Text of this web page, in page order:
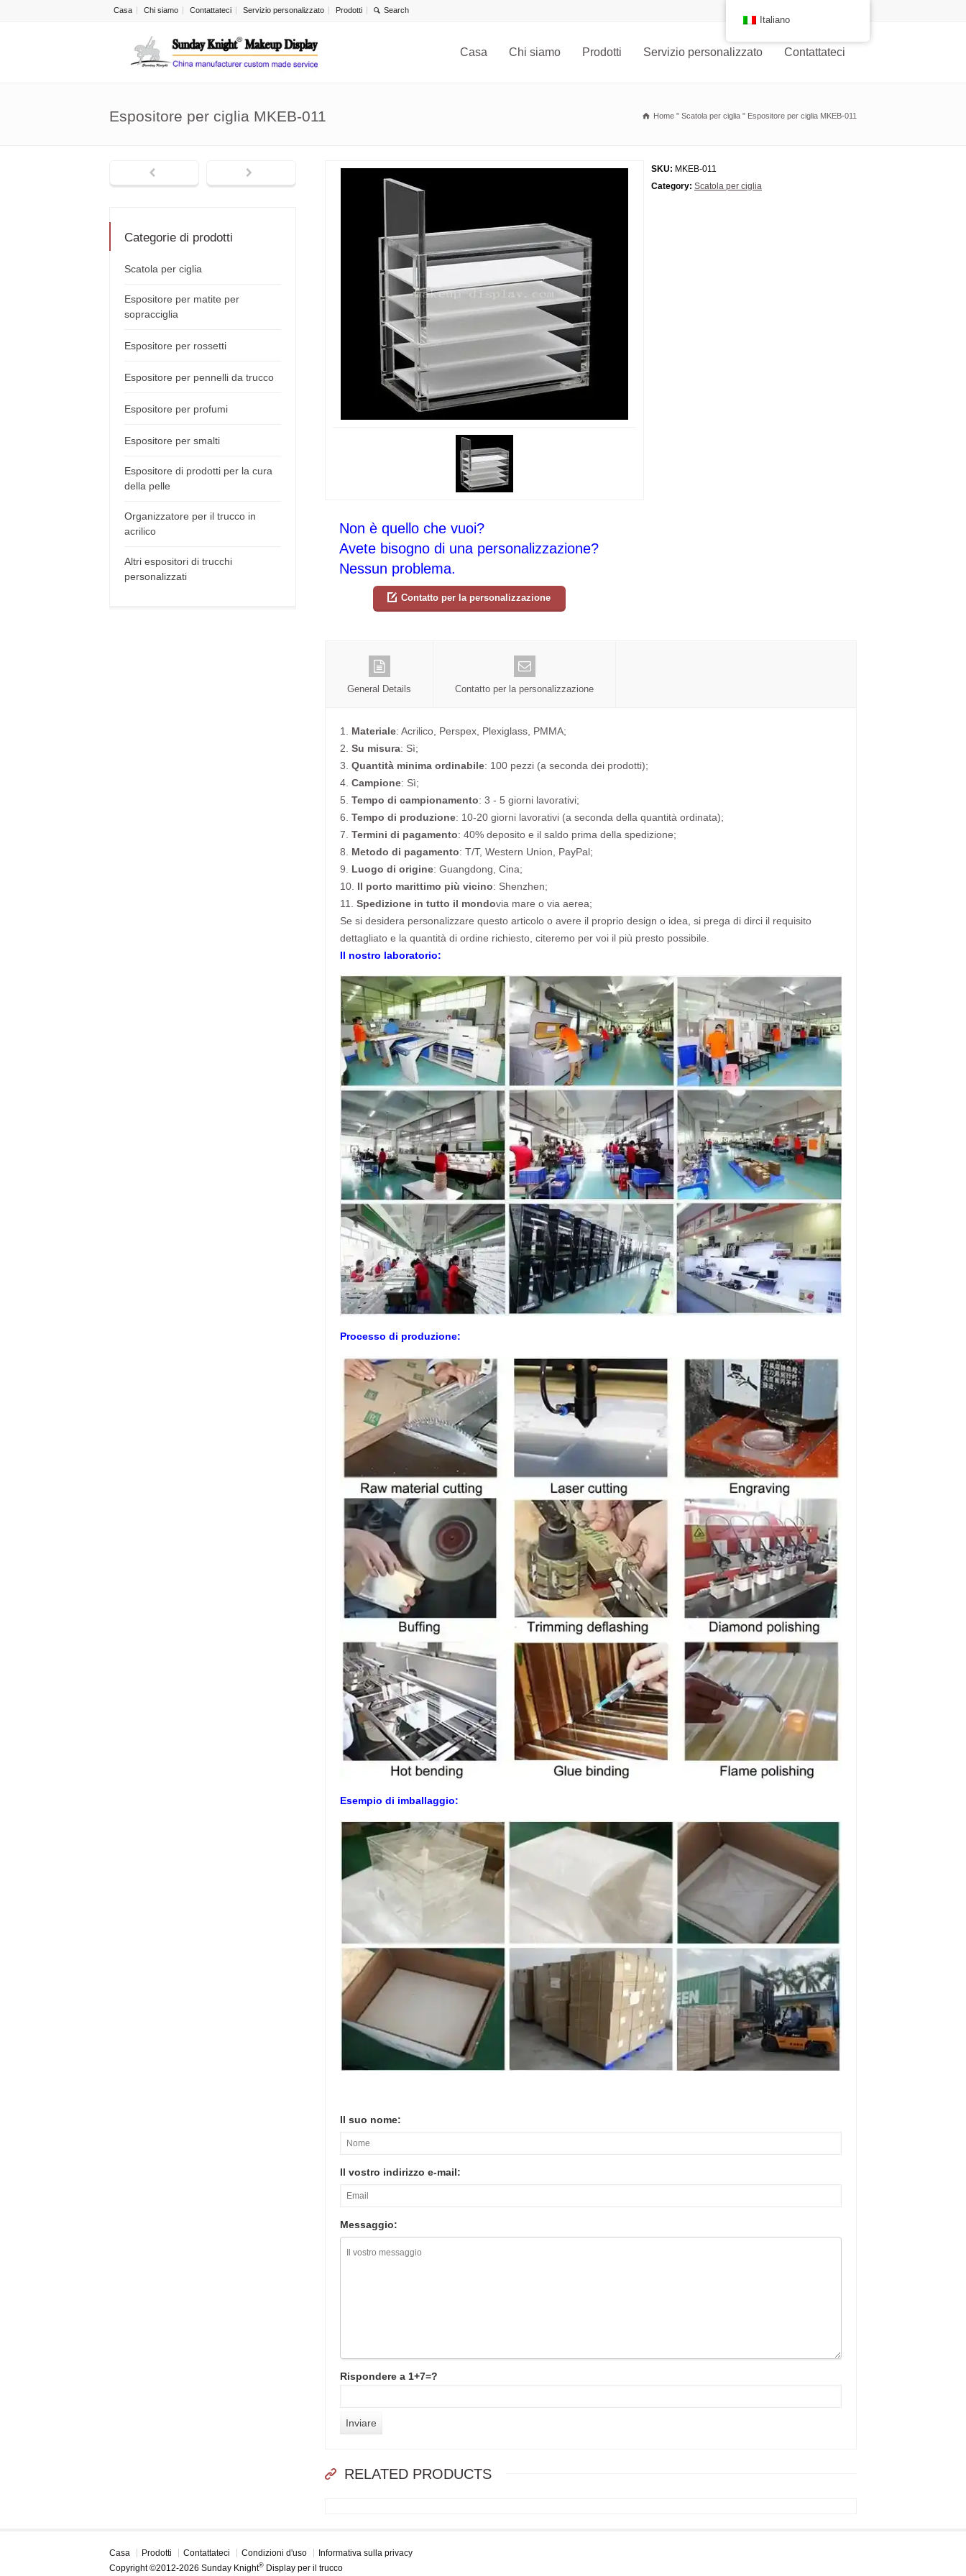
Casa Chi siamo Contattateci Servizio personalizzato Prodotti
Casa Chi siamo Prodotti Servizio personalizzato Contattateci
Espositore per ciglia MKEB-011 Home " Scatola per ciglia " Espositore per ciglia MKEB-011
SKU: MKEB-011
Category: Scatola per ciglia
Non è quello che vuoi?
Avete bisogno di una personalizzazione?
Nessun problema.
Contatto per la personalizzazione
General Details Contatto per la personalizzazione
1. Materiale: Acrilico, Perspex, Plexiglass, PMMA;
2. Su misura: Sì;
3. Quantità minima ordinabile: 100 pezzi (a seconda dei prodotti);
4. Campione: Sì;
5. Tempo di campionamento: 3 - 5 giorni lavorativi;
6. Tempo di produzione: 10-20 giorni lavorativi (a seconda della quantità ordinata);
7. Termini di pagamento: 40% deposito e il saldo prima della spedizione;
8. Metodo di pagamento: T/T, Western Union, PayPal;
9. Luogo di origine: Guangdong, Cina;
10. Il porto marittimo più vicino: Shenzhen;
11. Spedizione in tutto il mondovia mare o via aerea;
Se si desidera personalizzare questo articolo o avere il proprio design o idea, si prega di dirci il requisito
dettagliato e la quantità di ordine richiesto, citeremo per voi il più presto possibile.
Il nostro laboratorio:
Processo di produzione:
Esempio di imballaggio:
Il suo nome:
Il vostro indirizzo e-mail:
Messaggio:
Rispondere a 1+7=?
RELATED PRODUCTS
Categorie di prodotti
Scatola per ciglia
Espositore per matite per
sopracciglia
Espositore per rossetti
Espositore per pennelli da trucco
Espositore per profumi
Espositore per smalti
Espositore di prodotti per la cura
della pelle
Organizzatore per il trucco in
acrilico
Altri espositori di trucchi
personalizzati
Casa Prodotti Contattateci Condizioni d'uso
Informativa sulla privacy
Copyright ©2012-2026 Sunday Knight® Display per il trucco
Italiano